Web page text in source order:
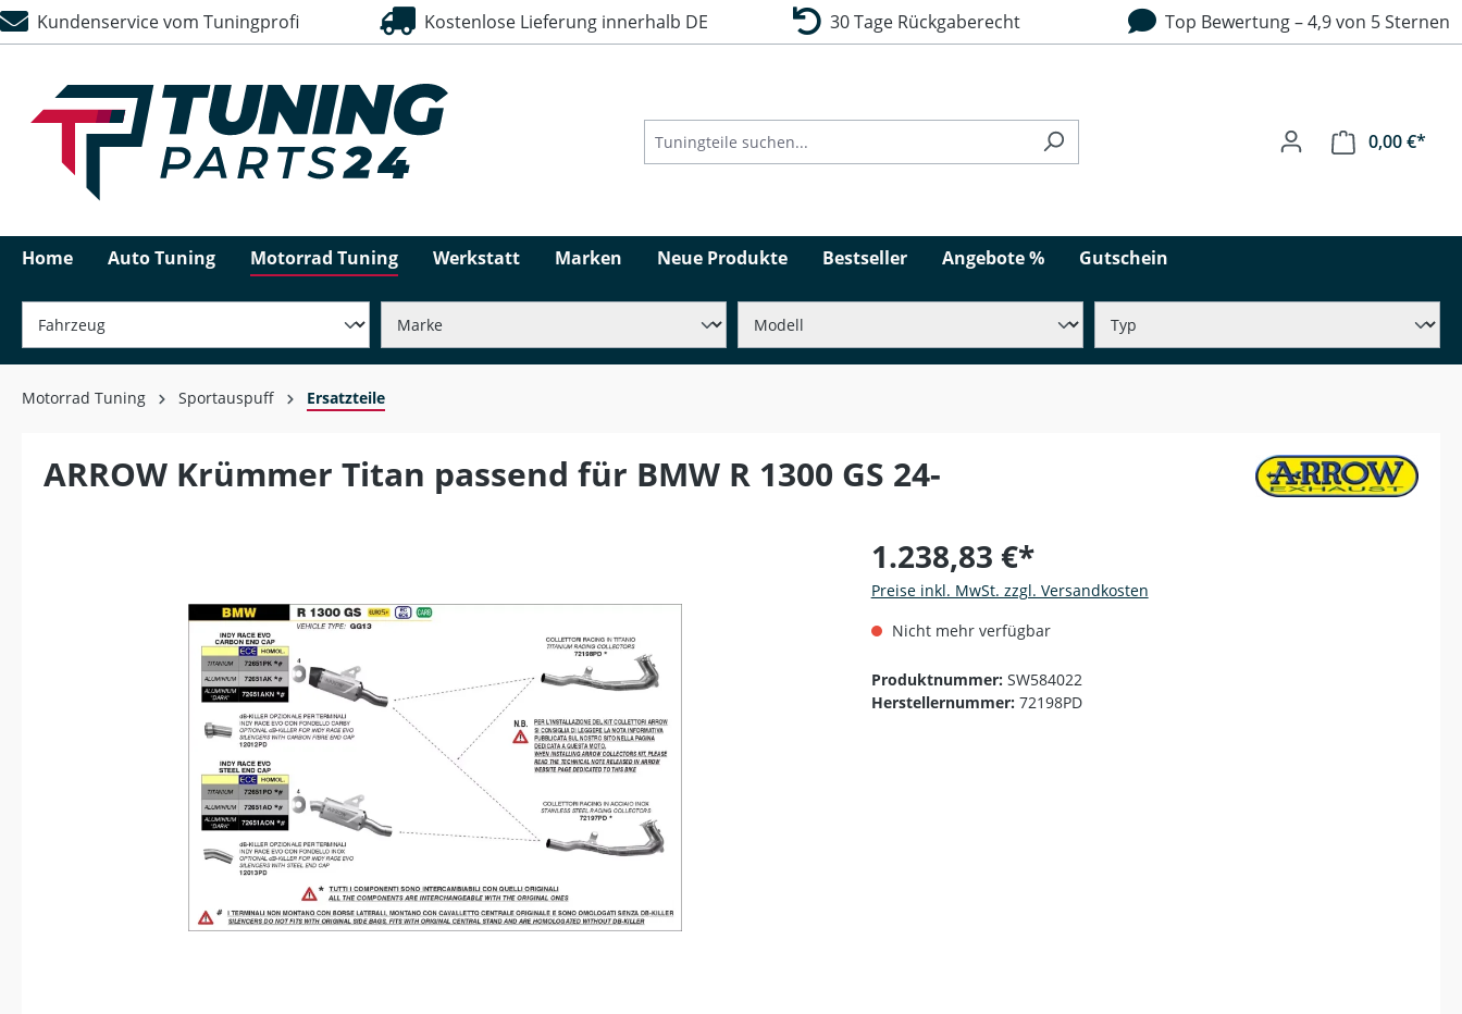
Zur Hauptnavigation springen
Kundenservice vom Tuningprofi Kostenlose Lieferung innerhalb DE 30 Tage Rückgaberecht Top Bewertung – 4,9 von 5 Sternen
0,00 €*
Home Auto Tuning Motorrad Tuning Werkstatt Marken Neue Produkte Bestseller Angebote % Gutschein
Motorrad Tuning Sportauspuff Ersatzteile
ARROW Krümmer Titan passend für BMW R 1300 GS 24-
1.238,83 €*
Preise inkl. MwSt. zzgl. Versandkosten
Nicht mehr verfügbar
Produktnummer: SW584022
Herstellernummer: 72198PD